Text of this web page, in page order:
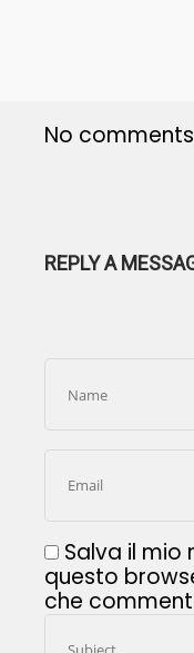
No
REPLY A
Salva il mio
questo
che